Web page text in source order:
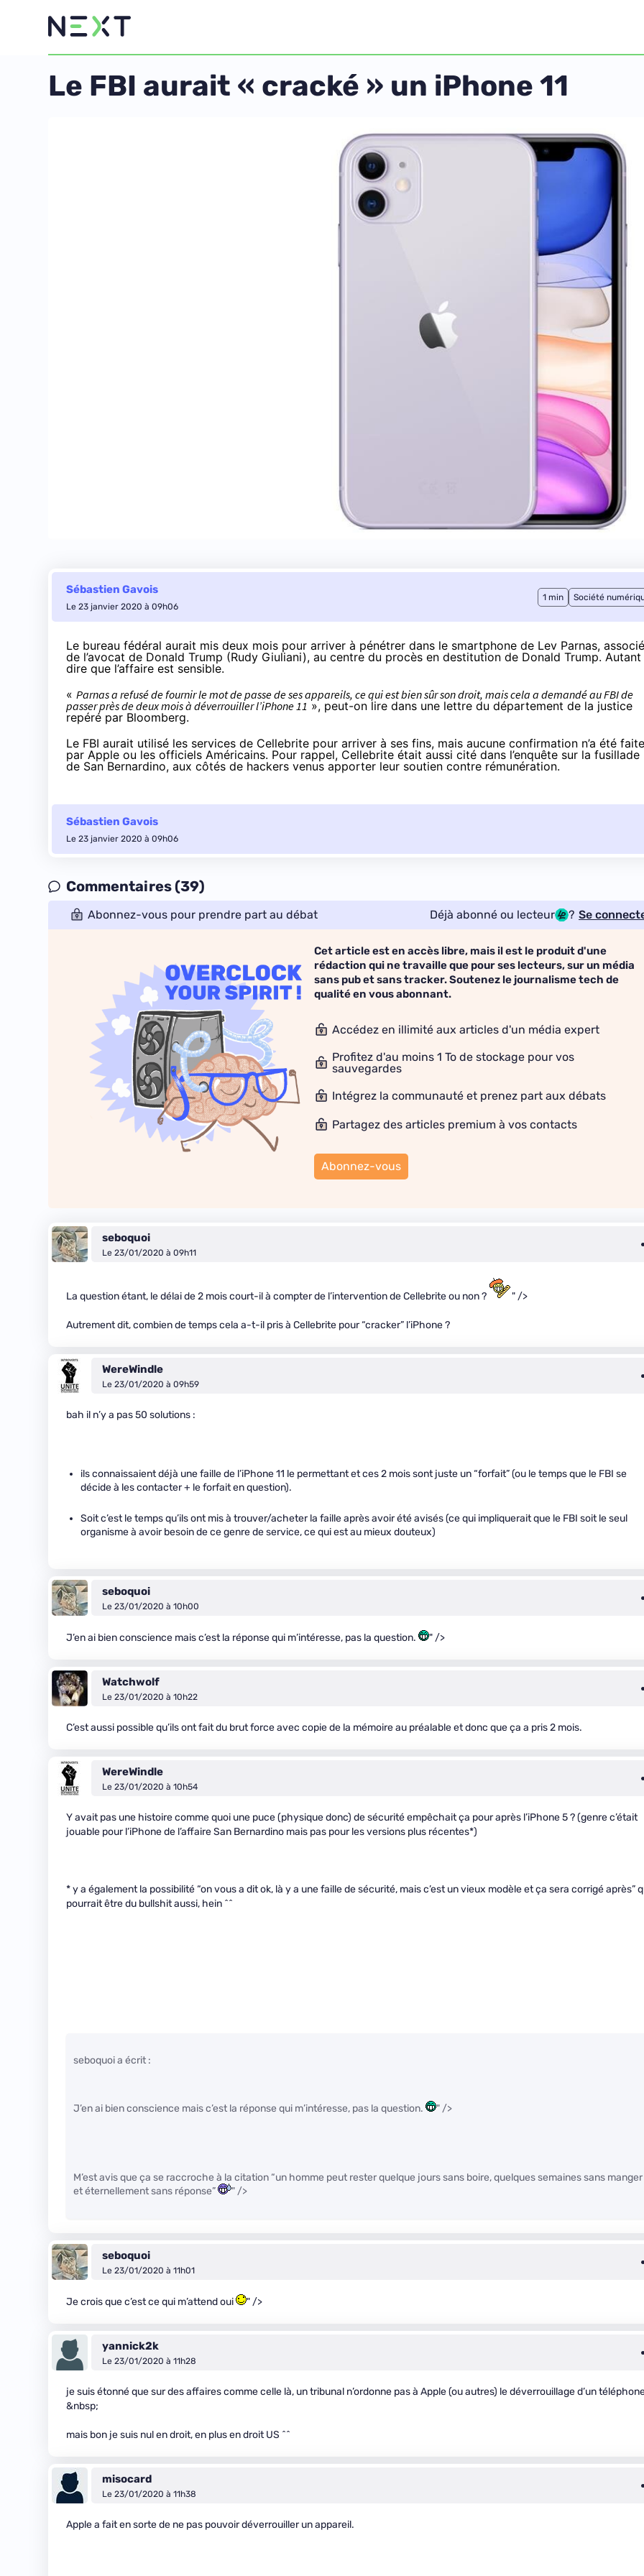
Le FBI aurait « cracké » un iPhone 11
Sébastien Gavois
Le 23 janvier 2020 à 09h06
1 min Société
Le bureau fédéral aurait mis deux mois pour arriver à pénétrer dans le smartphone de Lev Parnas, associé
de l’avocat de Donald Trump (Rudy Giuliani), au centre du procès en destitution de Donald Trump. Autant
dire que l’affaire est sensible.
« Parnas a refusé de fournir le mot de passe deses appareils, ce qui est bien sûr son droit, mais cela a demandé au FBI de
passer près de deux mois à déverrouiller l’iPhone 11 », peut-on lire dans une lettre du département de la justice
repéré par Bloomberg.
Le FBI aurait utilisé les services de Cellebrite pour arriver à ses fins, mais aucune confirmation n’a été faite
par Apple ou les officiels Américains. Pour rappel, Cellebrite était aussi cité dans l’enquête sur la fusillade
de San Bernardino, aux côtés de hackers venus apporter leur soutien contre rémunération.
Sébastien Gavois
Le 23 janvier 2020 à 09h06
Commentaires (39)
Abonnez-vous pour prendre part au débat Déjà abonné ou lecteur ? Se
Cet article est en accès libre, mais il est le produit d'une
rédaction qui ne travaille que pour ses lecteurs, sur un média
sans pub et sans tracker. Soutenez le journalisme tech de
qualité en vous abonnant.
Accédez en illimité aux articles d'un média expert
Profitez d'au moins 1 To de stockage pour vos
sauvegardes
Intégrez la communauté et prenez part aux débats
Partagez des articles premium à vos contacts
Abonnez-vous
seboquoi
Le 23/01/2020 à 09h11
La question étant, le délai de 2 mois court-il à compter de l’intervention de Cellebrite ou non ? " />
Autrement dit, combien de temps cela a-t-il pris à Cellebrite pour “cracker” l’iPhone ?
WereWindle
Le 23/01/2020 à 09h59
bah il n’y a pas 50 solutions :
ils connaissaient déjà une faille de l’iPhone 11 le permettant et ces 2 mois sont juste un “forfait” (ou le temps que le FBI se
décide à les contacter + le forfait en question).
Soit c’est le temps qu’ils ont mis à trouver/acheter la faille après avoir été avisés (ce qui impliquerait que le FBI soit le seul
organisme à avoir besoin de ce genre de service, ce qui est au mieux douteux)
seboquoi
Le 23/01/2020 à 10h00
J’en ai bien conscience mais c’est la réponse qui m’intéresse, pas la question. " />
Watchwolf
Le 23/01/2020 à 10h22
C’est aussi possible qu’ils ont fait du brut force avec copie de la mémoire au préalable et donc que ça a pris 2 mois.
WereWindle
Le 23/01/2020 à 10h54
Y avait pas une histoire comme quoi une puce (physique donc) de sécurité empêchait ça pour après l’iPhone 5 ? (genre c’était
jouable pour l’iPhone de l’affaire San Bernardino mais pas pour les versions plus récentes*)
* y a également la possibilité “on vous a dit ok, là y a une faille de sécurité, mais c’est un vieux modèle et ça sera corrigé après”
pourrait être du bullshit aussi, hein ^^
seboquoi a écrit :
J’en ai bien conscience mais c’est la réponse qui m’intéresse, pas la question. " />
M’est avis que ça se raccroche à la citation “un homme peut rester quelque jours sans boire, quelques semaines sans manger
et éternellement sans réponse”
" />
seboquoi
Le 23/01/2020 à 11h01
Je crois que c’est ce qui m’attend oui " />
yannick2k
Le 23/01/2020 à 11h28
je suis étonné que sur des affaires comme celle là, un tribunal n’ordonne pas à Apple (ou autres) le déverrouillage d’un
&nbsp;
mais bon je suis nul en droit, en plus en droit US ^^
misocard
Le 23/01/2020 à 11h38
Apple a fait en sorte de ne pas pouvoir déverrouiller un appareil.